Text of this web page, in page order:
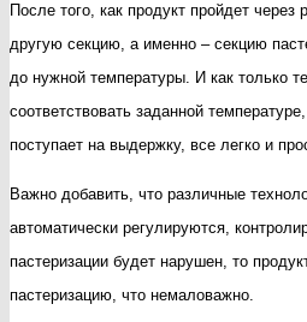
После того, как продукт пройдет через
другую секцию, а именно – секцию
до нужной температуры. И как только
соответствовать заданной
поступает на выдержку, все легко и
Важно добавить, что различные
автоматически регулируются,
пастеризации будет нарушен, то
пастеризацию, что немаловажно.